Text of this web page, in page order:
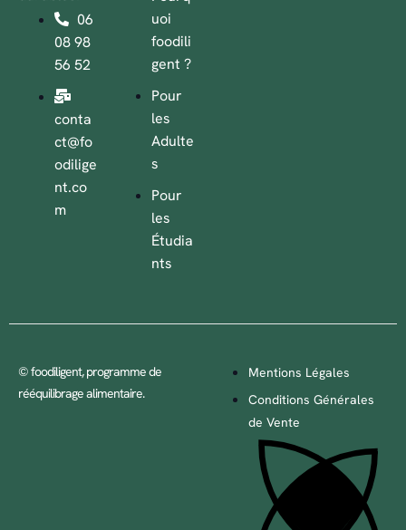
06
08 98
56 52
conta
ct@fo
odilige
nt.co
m
uoi
foodili
gent ?
Pour
les
Adulte
s
Pour
les
Étudia
nts
© foodiligent, programme de
rééquilibrage alimentaire.
Mentions Légales
Conditions Générales
de Vente